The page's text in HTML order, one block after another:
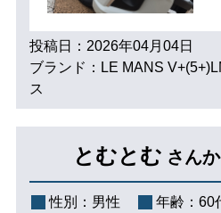
投稿日：2026年04月04日
ブランド：LE MANS
ス
とむとむ さん
性別： 男性 年齢： 60